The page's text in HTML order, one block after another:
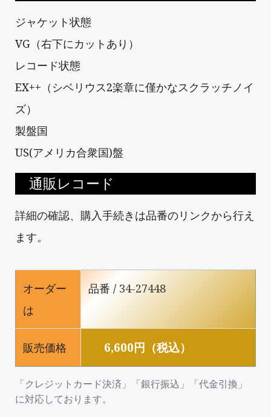
ジャケット状態
VG（右下にカットあり）
レコード状態
EX++（シベリウス2楽章に僅かなスクラッチノイ
ズ）
製盤国
US(アメリカ合衆国)盤
通販レコード
詳細の確認、購入手続きは品番のリンクから行え
ます。
オーダー
は
品番 / 34-27448
販売価格 6,600円（税込）
「クレジットカード決済」「銀行振込」「代金引換」
に対応しております。